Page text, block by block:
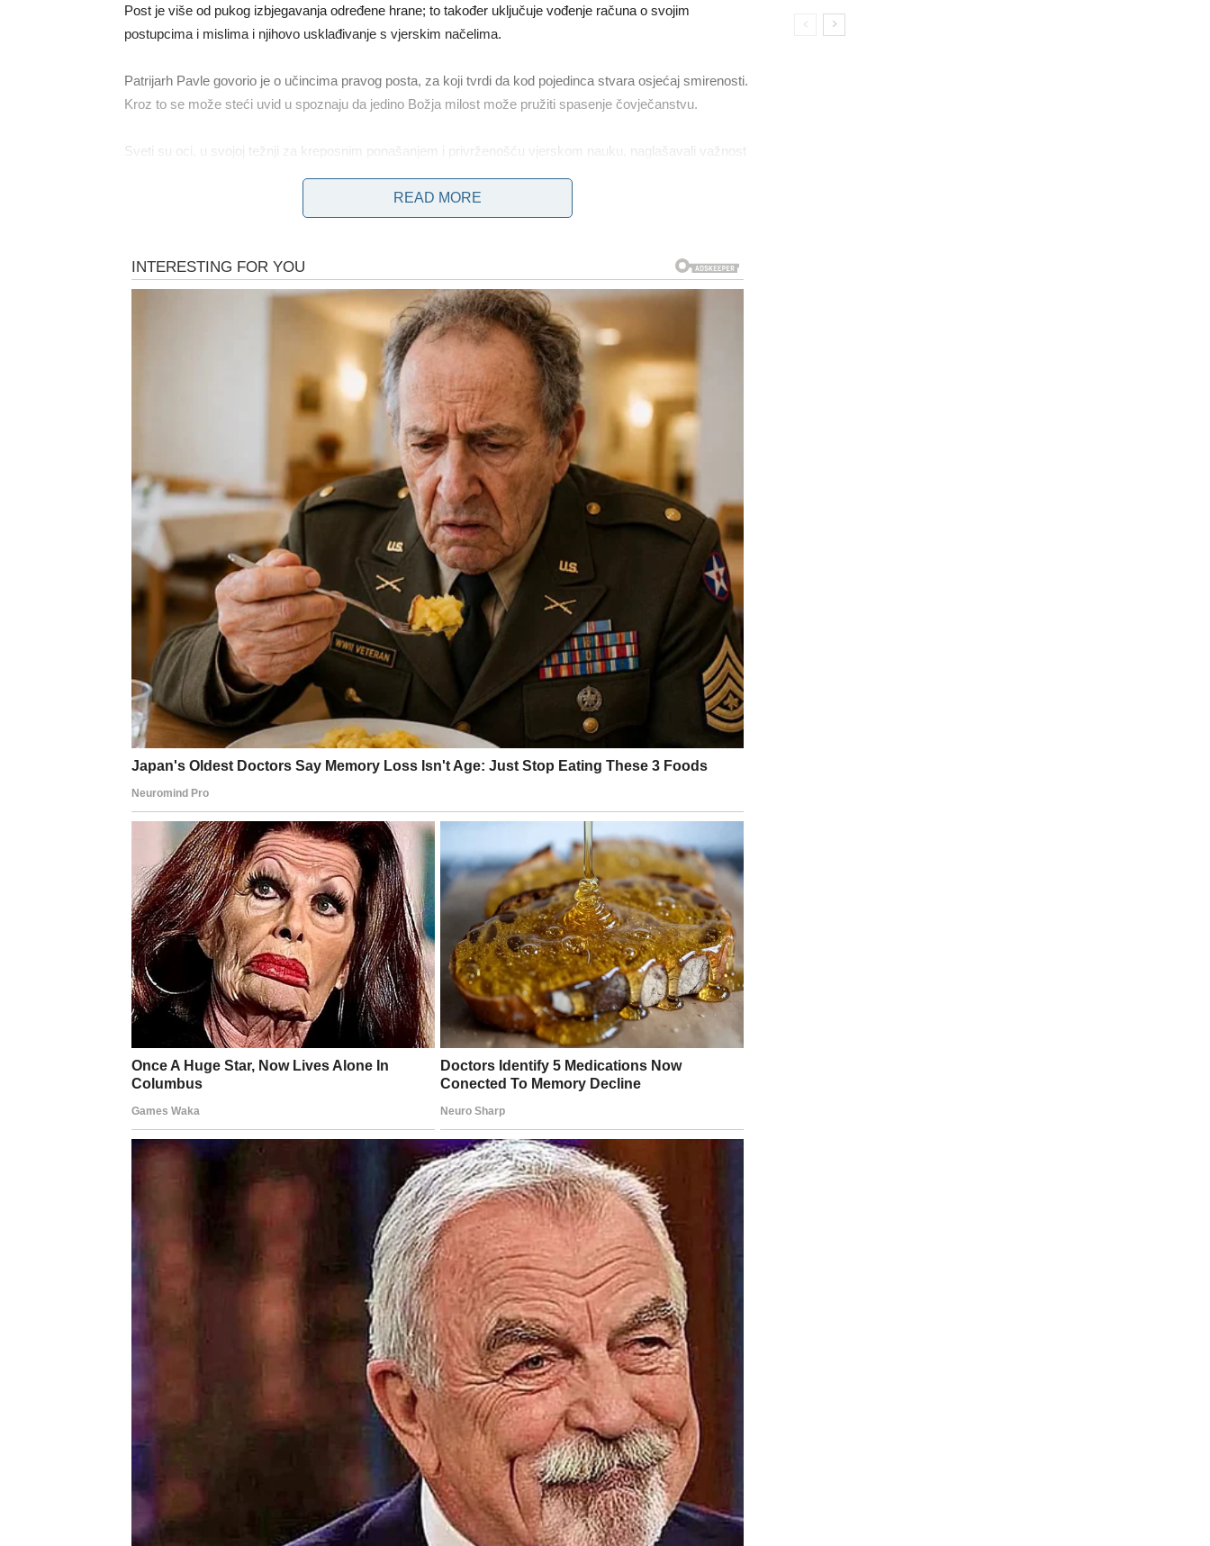
Post je više od pukog izbjegavanja određene hrane; to također uključuje vođenje računa o svojim
postupcima i mislima i njihovo usklađivanje s vjerskim načelima.
Patrijarh Pavle govorio je o učincima pravog posta, za koji tvrdi da kod pojedinca stvara osjećaj smirenosti.
Kroz to se može steći uvid u spoznaju da jedino Božja milost može pružiti spasenje čovječanstvu.
Sveti su oci, u svojoj težnji za kreposnim ponašanjem i privrženošću vjerskom nauku, naglašavali važnost
Postoje dvije vrste posta: tjelesni i duhovni. Tjelesni post podrazumijeva suzdržavanje od konzumiranja
masne hrane. S druge strane, duhovni post uključuje introspektivni pogled na vlastito duhovno stanje i služi
kao sredstvo za uklanjanje svake negativnosti iz duše dok je hranimo pozitivnošću. To je način da se iz
duše iskorijeni ono što je štetno i umjesto njega se uzgaja ono što je korisno.
U razgovoru o obiteljskim vrijednostima Njegova Svetost Patrijarh Pavle istaknuo je važnost izbjegavanja
tri uobičajena grijeha koja se u našem narodu najčešće čine u postu. Ti grijesi uključuju oholost, koju
karakterizira kompleks superiornosti nad drugima, proždrljivost, koja se očituje kroz prejedanje, i
neposlušnost postu, što uključuje odstupanje od posta i uživanje u masnoj hrani tijekom slavlja kao što su
krštenja.
Treba napomenuti da sveštenici imaju ovlasti odobriti izuzeće nekih pojedinaca od posta, obično iz
zdravstvenih razloga.
Post ne znači uskraćivanje hrane ili nanošenje štete vlastitom tijelu. Umjesto toga, to je vrijeme za
introspekciju, pronalaženje unutarnjeg mira, izražavanje zahvalnosti Bogu i izbjegavanje negativnih misli,
postupaka i ponašanja.
Osim ograničavanja prehrane izbjegavanjem masne hrane, oni koji odluče postiti punih 40 dana trebaju se
također distancirati od zlonamjernog ponašanja, uvreda, ljutnje i bilo kojeg drugog ponašanja koje nije u
skladu s hrišćanskim vrijednostima.
Prema svetim duhovnim tekstovima i nauku svetog Jovana Zlatoustog, čin tjelesnog posta nema nikakvog
značaja ako nije popraćen i duhovnim postom. Nije pohvalno hvaliti se brojem dana koji su prošli bez
uživanja u luksuznoj i raznolikoj hrani, već je pravo mjerilo uspjeha tijekom razdoblja posta to je li se netko
Prema sačuvanim riječima Jovana Zlatoustog u crkvenim knjigama, nije dovoljno samo tvrditi da je neko
duže vrijeme postio ili se uzdržavao od određene hrane ili pića u gruboj odjeći. Umjesto toga, treba
razmisliti o tome jesu li doista postigli unutarnji mir i blagost, čak i usprkos ljutnji ili neprijateljstvu.
Ako netko još uvijek gaji osjećaje zlobe u sebi, čemu služi izlaganje tijela takvoj fizičkoj i mentalnoj nevolji?
Svećenik tvrdi da čin posta služi kao sredstvo za njegovanje samoljublja i ljubavi prema onima oko nas.
Tijekom ovog vremena moramo propitivati ​​svoje identitete, odnose i veze s Bogom. Post je prilika za
oprost, pokajanje i ispovijed, jer je to vrijeme da umirimo svoju dušu i tražimo pravi put.
READ MORE